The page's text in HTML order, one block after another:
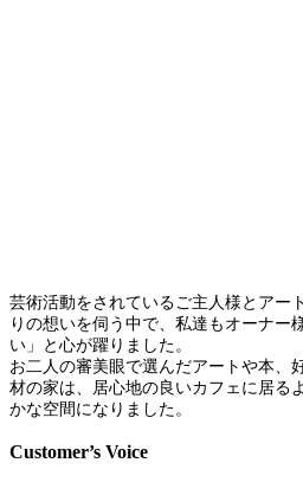
芸術活動をされているご主人様とアー
りの想いを伺う中で、私達もオーナー
い」と心が躍りました。
お二人の審美眼で選んだアートや本、
材の家は、居心地の良いカフェに居る
かな空間になりました。
Customer’s Voice